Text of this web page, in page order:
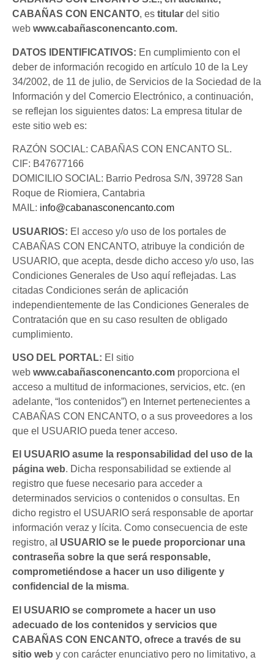
CABAÑAS CON ENCANTO, es titular del sitio
web www.cabañasconencanto.com.
DATOS IDENTIFICATIVOS: En cumplimiento con el
deber de información recogido en artículo 10 de la Ley
34/2002, de 11 de julio, de Servicios de la Sociedad de la
Información y del Comercio Electrónico, a continuación,
se reflejan los siguientes datos: La empresa titular de
este sitio web es:
RAZÓN SOCIAL: CABAÑAS CON ENCANTO SL.
CIF: B47677166
DOMICILIO SOCIAL: Barrio Pedrosa S/N, 39728 San
Roque de Riomiera, Cantabria
MAIL: info@cabanasconencanto.com
USUARIOS: El acceso y/o uso de los portales de
CABAÑAS CON ENCANTO, atribuye la condición de
USUARIO, que acepta, desde dicho acceso y/o uso, las
Condiciones Generales de Uso aquí reflejadas. Las
citadas Condiciones serán de aplicación
independientemente de las Condiciones Generales de
Contratación que en su caso resulten de obligado
cumplimiento.
USO DEL PORTAL: El sitio
web www.cabañasconencanto.com proporciona el
acceso a multitud de informaciones, servicios, etc. (en
adelante, “los contenidos”) en Internet pertenecientes a
CABAÑAS CON ENCANTO, o a sus proveedores a los
que el USUARIO pueda tener acceso.
El USUARIO asume la responsabilidad del uso de la
página web. Dicha responsabilidad se extiende al
registro que fuese necesario para acceder a
determinados servicios o contenidos o consultas. En
dicho registro el USUARIO será responsable de aportar
información veraz y lícita. Como consecuencia de este
registro, a l USUARIO se le puede proporcionar una
contraseña sobre la que será responsable,
comprometiéndose a hacer un uso diligente y
confidencial de la misma.
El USUARIO se compromete a hacer un uso
adecuado de los contenidos y servicios que
CABAÑAS CON ENCANTO, ofrece a través de su
sitio web y con carácter enunciativo pero no limitativo, a